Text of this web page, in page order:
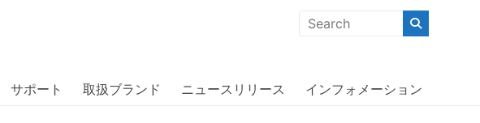
はじめ「ユニークな商品」「機能的な商品」「コストパフォーマンスの高い商
サポート 取扱ブランド ニュースリリース インフォメーション